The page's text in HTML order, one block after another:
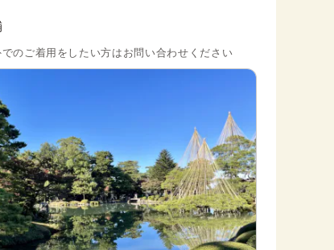
のご着用をしたい方はお問い合わせください